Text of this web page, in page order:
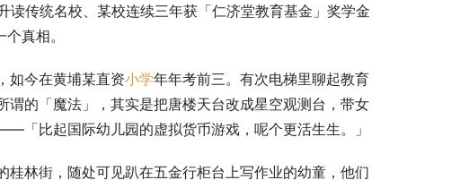
读传统名校、某校连续三年获「仁济堂教育基金」奖学金
真相。
如今在黄埔某直资小学年年考前三。有次电梯里聊起教育
的「魔法」，其实是把唐楼天台改成星空观测台，带女
「比起国际幼儿园的虚拟货币游戏，呢个更活生生。」
林街，随处可见趴在五金行柜台上写作业的幼童，他们